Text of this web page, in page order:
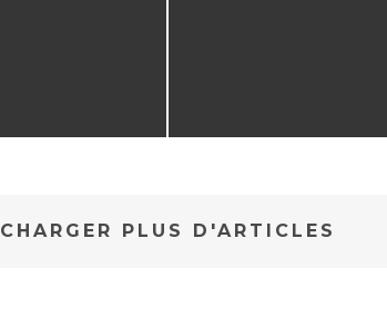
CHARGER PLUS D'ARTICLES